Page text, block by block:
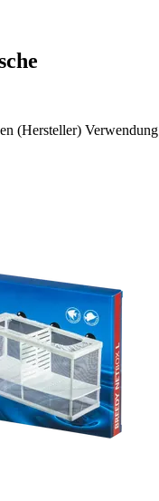
(Hersteller) Verwendung